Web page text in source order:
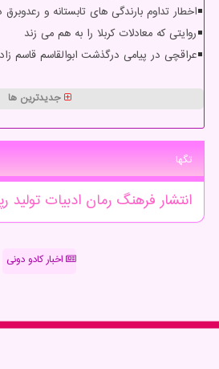
اخطار تداوم بارندگی های تابستانه و رعدوبرق در 4 استان تا
روایتی که معادلات کربلا را به هم می زند
عراقچی در پیامی درگذشت ابوالقاسم قاسم
جدیدترین ها
تگها
انتشار فرهنگ رمان ادبیات تولید
اخبار کادو دونی